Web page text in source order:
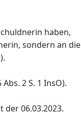
haben,
sondern an die
2 S. 1 InsO).
06.03.2023.